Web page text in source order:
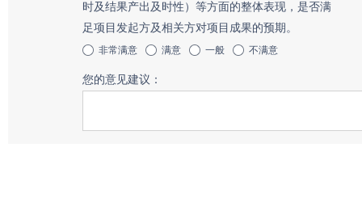
时及结果产出及时性）等方面的整体表现，是否满
足项目发起方及相关方对项目成果的预期。
非常满意 满意 一般 不满意
您的意见建议：